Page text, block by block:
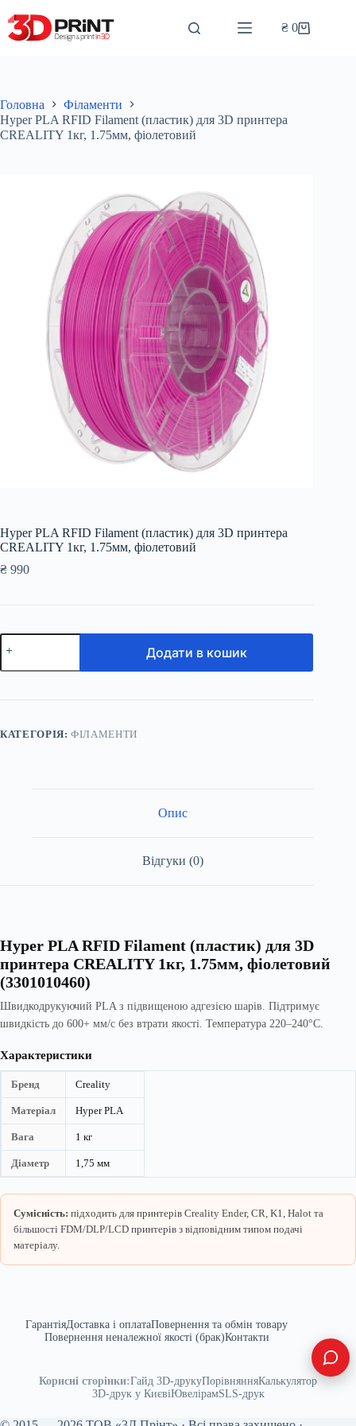
до
вмісту
Кошик
₴ 0
Головна
Філаменти
Hyper PLA RFID Filament (пластик) для 3D принтера
CREALITY 1кг, 1.75мм, фіолетовий
Hyper PLA RFID Filament (пластик) для 3D принтера
CREALITY 1кг, 1.75мм, фіолетовий
₴ 990
Hyper
PLA
принтера
фіолетовий
Додати в кошик
КАТЕГОРІЯ:ФІЛАМЕНТИ
Опис
Відгуки (0)
Hyper PLA RFID Filament (пластик) для 3D
принтера CREALITY 1кг, 1.75мм, фіолетовий
(3301010460)
Швидкодрукуючий PLA з підвищеною адгезією шарів. Підтримує
швидкість до 600+ мм/с без втрати якості. Температура 220–240°C.
Характеристики
Бренд Creality
Матеріал Hyper PLA
Вага 1 кг
Діаметр 1,75 мм
Сумісність: підходить для принтерів Creality Ender, CR, K1, Halot та
більшості FDM/DLP/LCD принтерів з відповідним типом подачі
матеріалу.
ГарантіяДоставка і оплатаПовернення та обмін товару
Повернення неналежної якості (брак)Контакти
Корисні сторінки:Гайд 3D-друкуПорівнянняКалькулятор
3D-друк у КиєвіЮвелірамSLS-друк